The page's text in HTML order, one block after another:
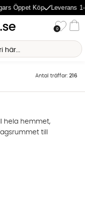
Köp Leverans 1-5
0
Antal träffar: 216
hela hemmet,
till
Snygga
gardiner för olika